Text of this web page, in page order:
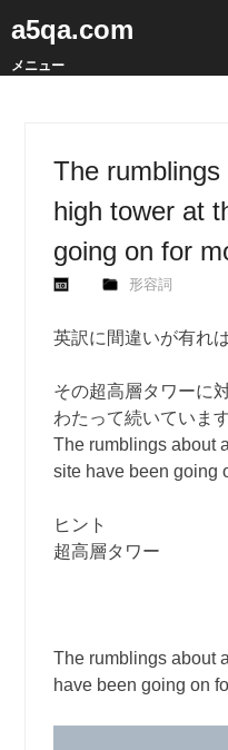
a5qa.com
メニュー
The
high tower at
going on for
形容詞
英訳に間違いが有れ
その超高層タワーに
わたって続いています
The rumblings about
site have been going
ヒント
超高層タワー
The rumblings about
have been going on